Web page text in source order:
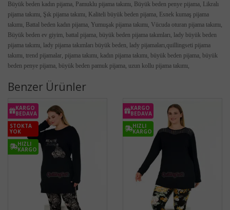
Büyük beden kadın pijama, Pamuklu pijama takımı, Büyük beden penye pijama, Likralı
pijama takımı, Şık pijama takımı, Kaliteli büyük beden pijama, Esnek kumaş pijama
takımı, Battal beden kadın pijama, Yumuşak pijama takımı, Vücuda oturan pijama takımı,
Büyük beden ev giyim, battal pijama, büyük beden pijama takımları, lady büyük beden
pijama takımı, lady pijama takımları büyük beden, lady pijamaları,quillingseti pijama
takımı, trend pijamalar, pijama takımı, kadın pijama takımı, büyük beden pijama, büyük
beden penye pijama, büyük beden pamuk pijama, uzun kollu pijama takımı,
Benzer Ürünler
KARGO
BEDAVA
STOKTA
YOK
HIZLI
KARGO
KARGO
BEDAVA
HIZLI
KARGO